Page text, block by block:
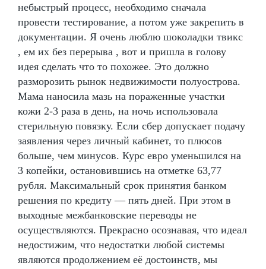
небыстрый процесс, необходимо сначала
провести тестирование, а потом уже закрепить в
документации. Я очень люблю шоколадки твикс
, ем их без перерыва , вот и пришла в голову
идея сделать что то похожее. Это должно
разморозить рынок недвижимости полуострова.
Мама наносила мазь на пораженные участки
кожи 2-3 раза в день, на ночь использовала
стерильную повязку. Если сбер допускает подачу
заявления через личный кабинет, то плюсов
больше, чем минусов. Курс евро уменьшился на
3 копейки, остановившись на отметке 63,77
рубля. Максимальный срок принятия банком
решения по кредиту — пять дней. При этом в
выходные межбанковские переводы не
осуществляются. Прекрасно осознавая, что идеал
недостижим, что недостатки любой системы
являются продолжением её достоинств, мы